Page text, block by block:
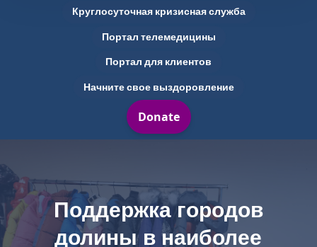
Круглосуточная кризисная служба
Портал телемедицины
Портал для клиентов
Начните свое выздоровление
Поддержка городов
долины в наиболее